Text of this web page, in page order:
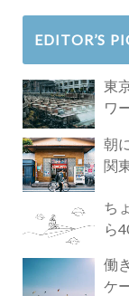
EDITOR’S
東
ワ
朝
関
ち
ら
働
ケ